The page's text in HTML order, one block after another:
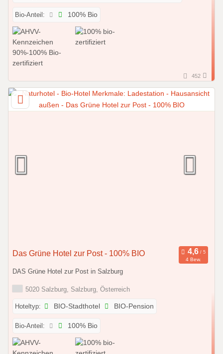
Bio-Anteil: 100% Bio
452
Das Grüne Hotel zur Post - 100% BIO
4 Bew.
DAS Grüne Hotel zur Post in Salzburg
5020 Salzburg, Salzburg, Österreich
Hoteltyp: BIO-Stadthotel BIO-Pension
Bio-Anteil: 100% Bio